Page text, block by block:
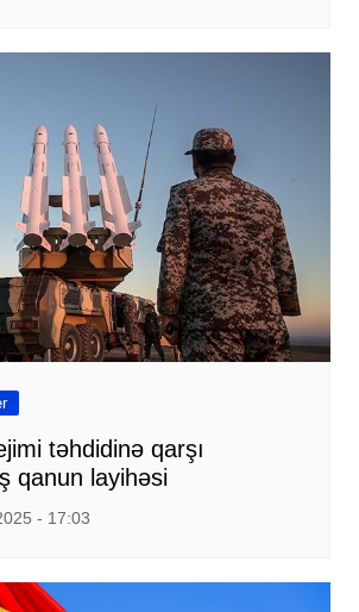
təhdidinə qarşı
qanun layihəsi
- 17:03